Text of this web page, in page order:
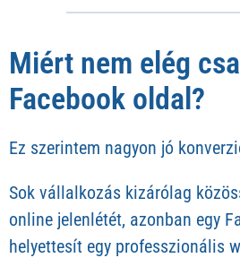
Miért nem elég
Facebook oldal?
Ez szerintem nagyon jó
Sok vállalkozás kizárólag
online jelenlétét, azonban egy
helyettesít egy professzionális